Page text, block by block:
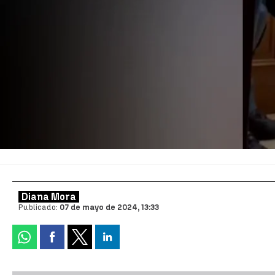
Diana Mora
Publicado: 07 de mayo de 2024, 13:33